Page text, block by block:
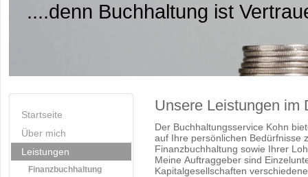
....denn Buchhaltung ist
Startseite
Über mich
Leistungen
Finanzbuchhaltung
Unsere Leistungen im
Der Buchhaltungsservice Kohn
auf Ihre persönlichen Bedürfnisse
Finanzbuchhaltung sowie Ihrer
Meine Auftraggeber sind
Kapitalgesellschaften